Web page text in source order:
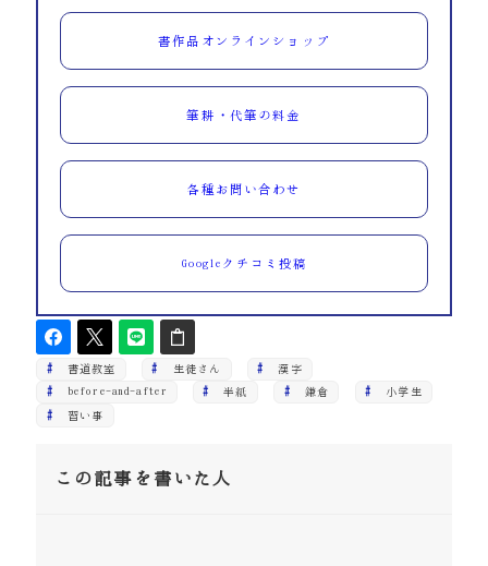
書作品オンラインショップ
筆耕・代筆の料金
各種お問い合わせ
Googleクチコミ投稿
書道教室 生徒さん 漢字
before-and-after 半紙 鎌倉 小学生
習い事
この記事を書いた人